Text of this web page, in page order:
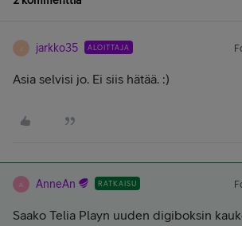
J jarkko35 ALOITTAJA
Asia selvisi jo. Ei siis hätää. :)
A AnneAn RATKAISU
Saako Telia Playn uuden digiboksin